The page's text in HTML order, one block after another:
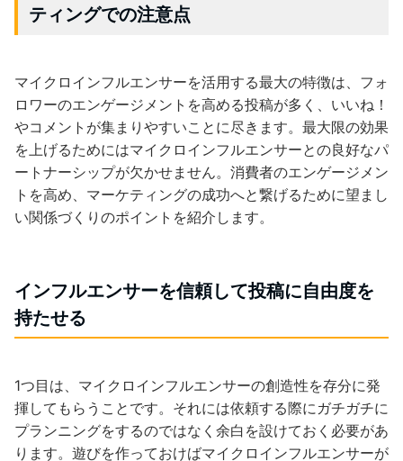
ティングでの注意点
マイクロインフルエンサーを活用する最大の特徴は、フォ
ロワーのエンゲージメントを高める投稿が多く、いいね！
やコメントが集まりやすいことに尽きます。最大限の効果
を上げるためにはマイクロインフルエンサーとの良好なパ
ートナーシップが欠かせません。消費者のエンゲージメン
トを高め、マーケティングの成功へと繋げるために望まし
い関係づくりのポイントを紹介します。
インフルエンサーを信頼して投稿に自由度を
持たせる
1つ目は、マイクロインフルエンサーの創造性を存分に発
揮してもらうことです。それには依頼する際にガチガチに
プランニングをするのではなく余白を設けておく必要があ
ります。遊びを作っておけばマイクロインフルエンサーが